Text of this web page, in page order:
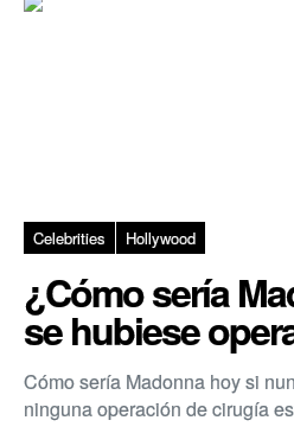
Celebrities Hollywood
¿Cómo sería
se hubiese
Cómo sería Madonna hoy si
ninguna operación de cirugía